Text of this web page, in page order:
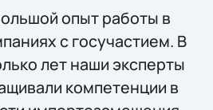
опыт работы в
с госучастием. В
лет наши эксперты
компетенции в